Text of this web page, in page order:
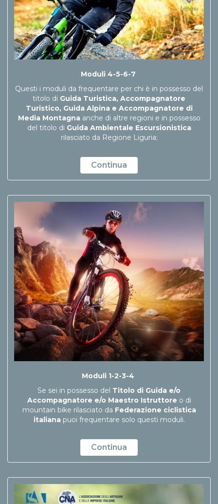
Moduli 4-5-6-7
Questi i moduli da frequentare per chi è in possesso del
titolo di Guida Turistica, Accompagnatore
Turistico, Guida Alpina e Accompagnatore di
Media Montagnaanche di altre regioni e in possesso
del titolo di Guida Ambientale Escursionistica
rilasciato da Regione Liguria;
Continua
Moduli 1-2-3-4
Se sei in possesso del Titolo di Guida e/o
Accompagnatore e/o Maestro Istruttore o di
mountain bike rilasciato da Federazione ciclistica
italiana puoi frequentare solo questi moduli.
Continua